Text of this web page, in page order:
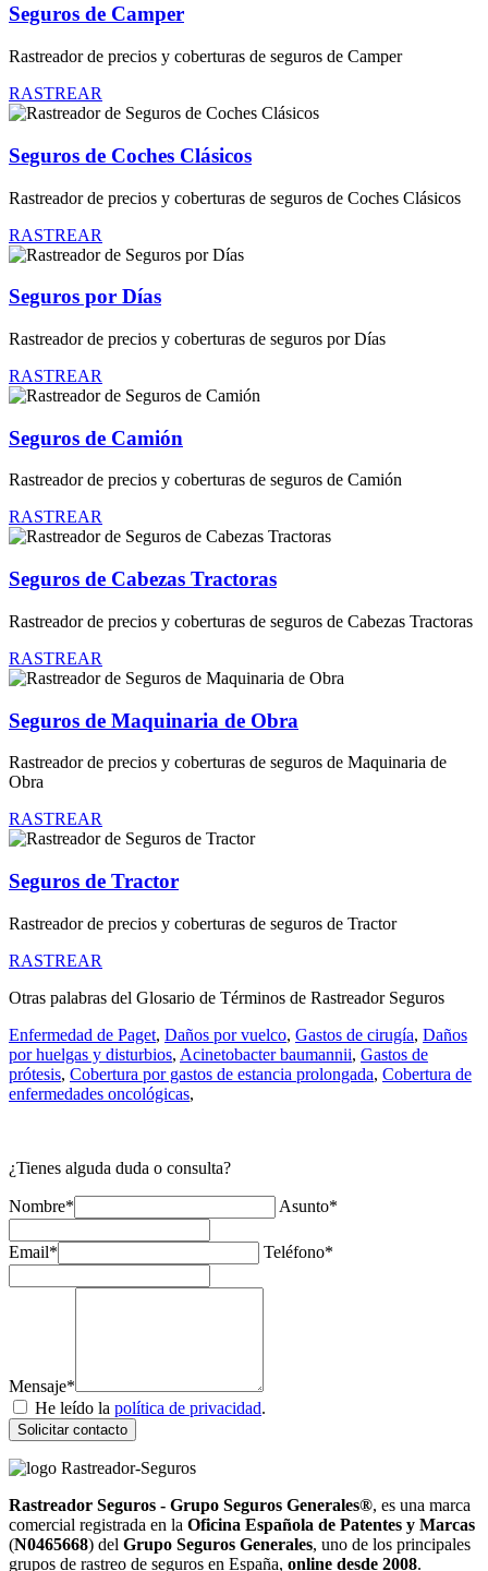
Seguros de Camper
Rastreador de precios y coberturas de seguros de Camper
RASTREAR
Seguros de Coches Clásicos
Rastreador de precios y coberturas de seguros de Coches Clásicos
RASTREAR
Seguros por Días
Rastreador de precios y coberturas de seguros por Días
RASTREAR
Seguros de Camión
Rastreador de precios y coberturas de seguros de Camión
RASTREAR
Seguros de Cabezas Tractoras
Rastreador de precios y coberturas de seguros de Cabezas Tractoras
RASTREAR
Seguros de Maquinaria de Obra
Rastreador de precios y coberturas de seguros de Maquinaria de
Obra
RASTREAR
Seguros de Tractor
Rastreador de precios y coberturas de seguros de Tractor
RASTREAR
Otras palabras del Glosario de Términos de Rastreador Seguros
Enfermedad de Paget, Daños por vuelco, Gastos de cirugía, Daños
por huelgas y disturbios, Acinetobacter baumannii, Gastos de
prótesis, Cobertura por gastos de estancia prolongada, Cobertura de
enfermedades oncológicas,
¿Tienes alguda duda o consulta?
Nombre* Asunto*
Email* Teléfono*
Mensaje*
He leído la política de privacidad.
Solicitar contacto
Rastreador Seguros - Grupo Seguros Generales®, es una marca
comercial registrada en la Oficina Española de Patentes y Marcas
(N0465668) del Grupo Seguros Generales, uno de los principales
grupos de rastreo de seguros en España, online desde 2008.